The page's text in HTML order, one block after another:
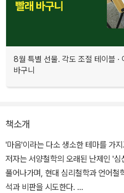
8월 특별 선물. 각도 조절 테이블 ·
바구니
책소개
'마음'이라는 다소 생소한 테마를 가
저자는 서양철학의 오래된 난제인 '심
풀어나가며, 현대 심리철학과 언어철
석과 비판을 시도한다.